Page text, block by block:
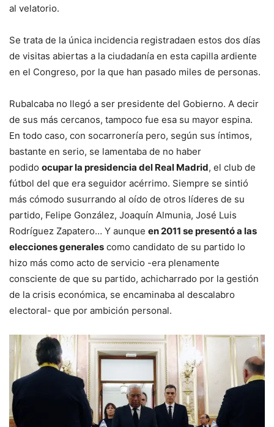
al velatorio.
Se trata de la única incidencia registradaen estos dos días
de visitas abiertas a la ciudadanía en esta capilla ardiente
en el Congreso, por la que han pasado miles de personas.
Rubalcaba no llegó a ser presidente del Gobierno. A decir
de sus más cercanos, tampoco fue esa su mayor espina.
En todo caso, con socarronería pero, según sus íntimos,
bastante en serio, se lamentaba de no haber
podido ocupar la presidencia del Real Madrid, el club de
fútbol del que era seguidor acérrimo. Siempre se sintió
más cómodo susurrando al oído de otros líderes de su
partido, Felipe González, Joaquín Almunia, José Luis
Rodríguez Zapatero… Y aunque en 2011 se presentó a las
elecciones generales como candidato de su partido lo
hizo más como acto de servicio -era plenamente
consciente de que su partido, achicharrado por la gestión
de la crisis económica, se encaminaba al descalabro
electoral- que por ambición personal.